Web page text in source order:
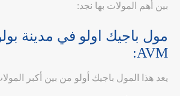
بين أهم المولات بها نجد:
AVM:
يعد هذا المول باجيك أولو من بين أكبر